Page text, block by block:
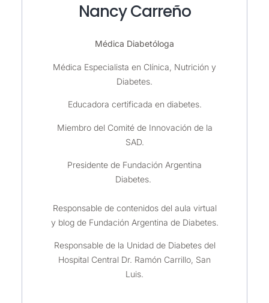
Nancy Carreño
Médica Diabetóloga
Médica Especialista en Clínica, Nutrición y
Diabetes.
Educadora certificada en diabetes.
Miembro del Comité de Innovación de la
SAD.
Presidente de Fundación Argentina
Diabetes.
Responsable de contenidos del aula virtual
y blog de Fundación Argentina de Diabetes.
Responsable de la Unidad de Diabetes del
Hospital Central Dr. Ramón Carrillo, San
Luis.